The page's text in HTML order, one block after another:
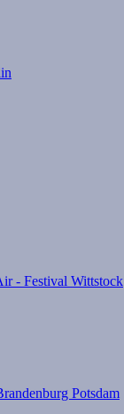
- Festival Wittstock
Potsdam